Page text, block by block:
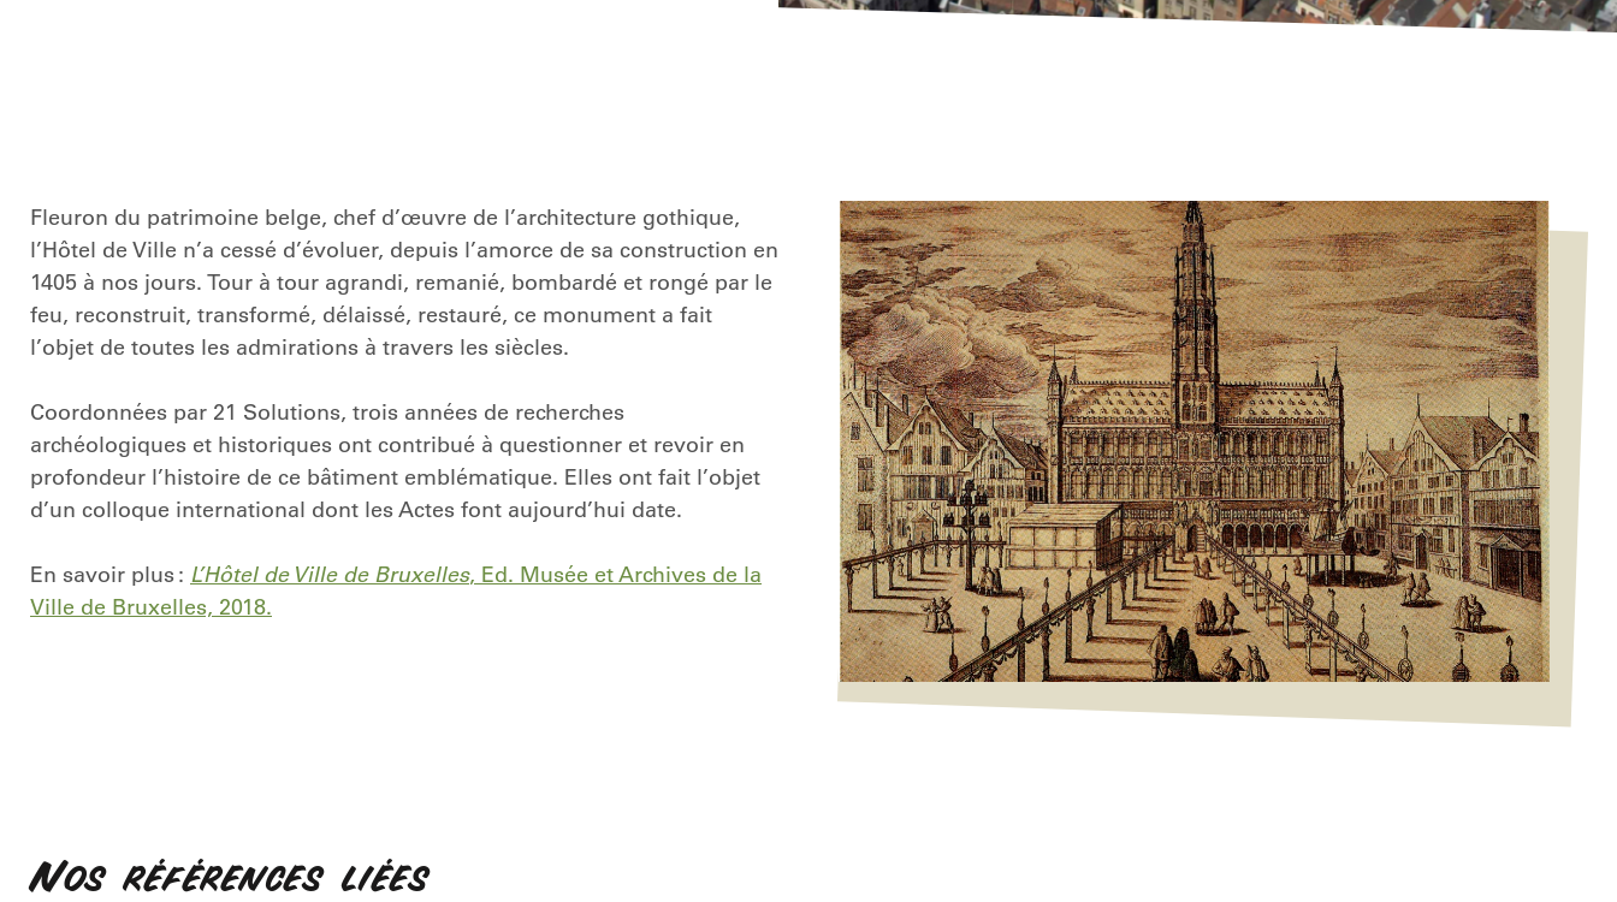
Fleuron du patrimoine belge, chef d’œuvre de l’architecture gothique,
l’Hôtel de Ville n’a cessé d’évoluer, depuis l’amorce de sa construction en
1405 à nos jours. Tour à tour agrandi, remanié, bombardé et rongé par le
feu, reconstruit, transformé, délaissé, restauré, ce monument a fait
l’objet de toutes les admirations à travers les siècles.
Coordonnées par 21 Solutions, trois années de recherches
archéologiques et historiques ont contribué à questionner et revoir en
profondeur l’histoire de ce bâtiment emblématique. Elles ont fait l’objet
d’un colloque international dont les Actes font aujourd’hui date.
En savoir plus : L’Hôtel de Ville de Bruxelles, Ed. Musée et Archives de la
Ville de Bruxelles, 2018.
Nos références liées